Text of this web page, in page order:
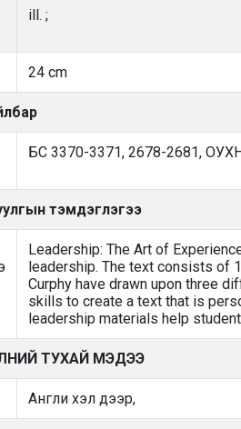
ill. ;
24 cm
БС 3370-3371, 2678-2681,
тэмдэглэгээ
Leadership: The Art of
leadership. The text consists of
Curphy have drawn upon three
skills to create a text that is
leadership materials help
ТУХАЙ МЭДЭЭ
Англи хэл дээр,